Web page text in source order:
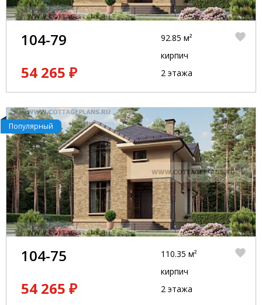
104-79
54 265 ₽
92.85 м²
кирпич
2 этажа
Популярный
104-75
54 265 ₽
110.35 м²
кирпич
2 этажа